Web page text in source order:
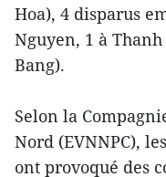
Hoa), 4 disparus
Nguyen, 1 à Thanh
Bang).
Selon la
Nord (EVNNPC),
ont provoqué des